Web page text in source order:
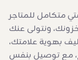
للمتاجر
ونتولى عنك
بهوية علامتك،
مع توصيل بنفس